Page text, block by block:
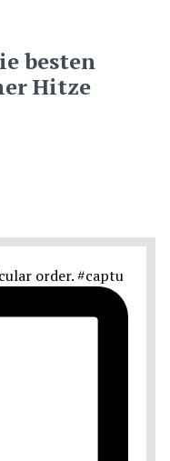
besten
Hitze
order. #captu